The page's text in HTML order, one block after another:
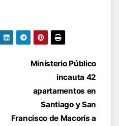
Ministerio Público
incauta 42
apartamentos en
Santiago y San
Francisco de Macorís a